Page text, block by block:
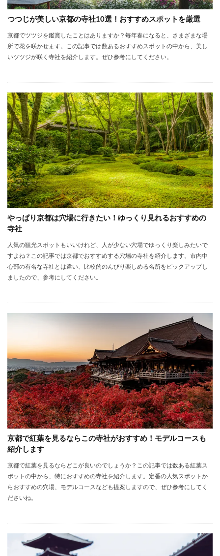
つつじが美しい京都の寺社10選！おすすめスポットを厳選
京都でツツジを鑑賞したことはありますか？毎年春になると、さまざまな場
所で花を咲かせます。この記事では数あるおすすめスポットの中から、美し
いツツジが咲く寺社を紹介します。ぜひ参考にしてください。
やっぱり京都は穴場に行きたい！ゆっくり見れるおすすめの
寺社
人気の観光スポットもいいけれど、人が少ない穴場でゆっくり楽しみたいで
すよね？この記事では京都でおすすめする穴場の寺社を紹介します。市内中
心部の有名な寺社とは違い、比較的のんびり楽しめる名所をピックアップし
ましたので、参考にしてください。
京都で紅葉を見るならこの寺社がおすすめ！モデルコースも
紹介します
京都で紅葉を見るならどこが良いのでしょうか？この記事では数ある紅葉ス
ポットの中から、特におすすめの寺社を紹介します。定番の人気スポットか
らおすすめの穴場、モデルコースなども提案しますので、ぜひ参考にしてく
ださいね。